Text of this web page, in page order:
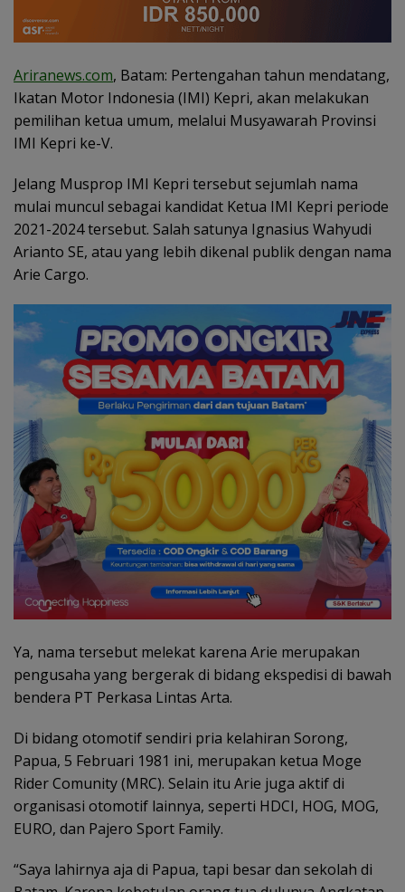
Ariranews.com, Batam: Pertengahan tahun mendatang,
Ikatan Motor Indonesia (IMI) Kepri, akan melakukan
pemilihan ketua umum, melalui Musyawarah Provinsi
IMI Kepri ke-V.
Jelang Musprop IMI Kepri tersebut sejumlah nama
mulai muncul sebagai kandidat Ketua IMI Kepri periode
2021-2024 tersebut. Salah satunya Ignasius Wahyudi
Arianto SE, atau yang lebih dikenal publik dengan nama
Arie Cargo.
Ya, nama tersebut melekat karena Arie merupakan
pengusaha yang bergerak di bidang ekspedisi di bawah
bendera PT Perkasa Lintas Arta.
Di bidang otomotif sendiri pria kelahiran Sorong,
Papua, 5 Februari 1981 ini, merupakan ketua Moge
Rider Comunity (MRC). Selain itu Arie juga aktif di
organisasi otomotif lainnya, seperti HDCI, HOG, MOG,
EURO, dan Pajero Sport Family.
“Saya lahirnya aja di Papua, tapi besar dan sekolah di